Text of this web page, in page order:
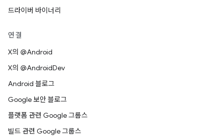
드라이버 바이너리
연결
X의 @Android
X의 @AndroidDev
Android 블로그
Google 보안 블로그
플랫폼 관련 Google 그룹스
빌드 관련 Google 그룹스